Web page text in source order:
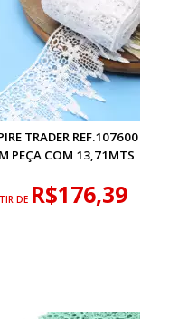
TRADER REF.107600
PEÇA COM 13,71MTS
DE R$176,39